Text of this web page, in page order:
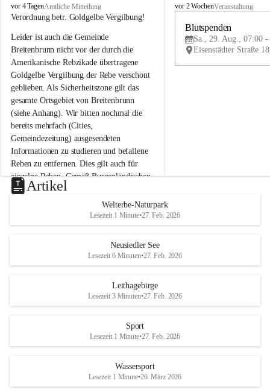
B
r
i
t
e
n
b
r
u
n
n
a
m
N
e
u
s
d
S
vor 4 TagenAmtliche Mitteilung
Verordnung betr. Goldgelbe Vergilbung!
Leider ist auch die Gemeinde
Breitenbrunn nicht vor der durch die
Amerikanische Rebzikade übertragene
Goldgelbe Vergilbung der Rebe verschont
geblieben. Als Sicherheitszone gilt das
gesamte Ortsgebiet von Breitenbrunn
(siehe Anhang). Wir bitten nochmal die
bereits mehrfach (Cities,
Gemeindezeitung) ausgesendeten
Informationen zu studieren und befallene
Reben zu entfernen. Dies gilt auch für
einzelne Reben. Gemäß Burgenländischen
Weinbaugesetz sind nicht gepflegte oder
unzulässige Weingärten zu roden! Bitte
helfen wir zusammen um unsere Winzer
vor den prognostizierten Ernteausfällen
und den daraus folgenden wirtschaftlichen
Maßnahmen zur Bekämpfung
Rebe und der Amerikanischen
Anhang VBl. EU Nr. 18
1 Seite•1,4 MB
B
e
u
e
d
r
S
vor 2 WochenVeranstaltung
Blutspenden
Sa., 29. Aug., 07:00 -
Artikel
Welterbe-Naturpark
Lesezeit 1 Minute•27. Feb. 2026
Neusiedler See
Lesezeit 6 Minuten•27. Feb. 2026
Leithagebirge
Lesezeit 3 Minuten•27. Feb. 2026
Sport
Lesezeit 1 Minute•27. Feb. 2026
Wassersport
Lesezeit 1 Minute•26. März 2026